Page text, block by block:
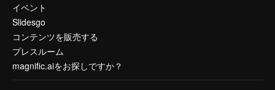
イベント
Slidesgo
コンテンツを販売する
プレスルーム
magnific.aiをお探しですか？